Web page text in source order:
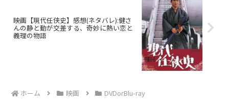
映画【現代任侠史】感想(ネタバレ):健さ
んの静と動が交差する、奇妙に熱い恋と
義理の物語
ホーム 映画 DVDorBlu-ray